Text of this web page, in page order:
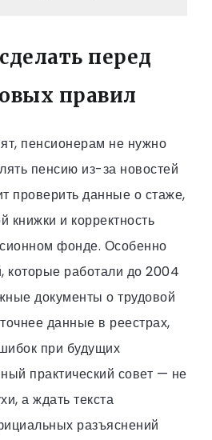
перед
правил
пенсионерам не нужно
пенсию из-за новостей
проверить данные о стаже,
книжки и корректность
фонде. Особенно
которые работали до 2004
документы о трудовой
данные в реестрах,
при будущих
практический совет — не
а ждать текста
разъяснений